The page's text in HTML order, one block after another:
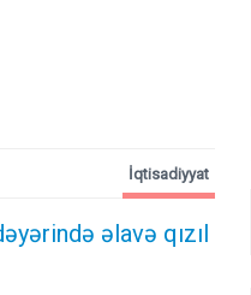
əlavə qızıl
İqtisadiyyat